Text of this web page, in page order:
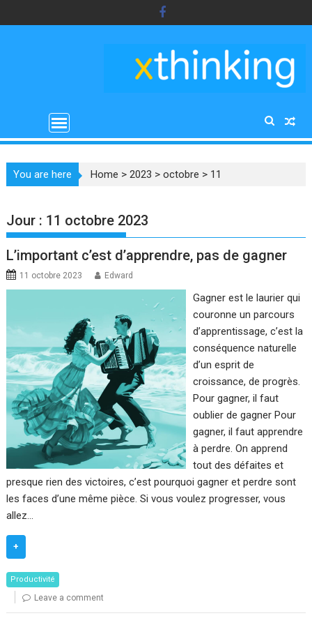
to
You are here Home >2023 >octobre > 11
Jour : 11 octobre 2023
L’important c’est d’apprendre, pas de gagner
11 octobre 2023 Edward
Gagner est le laurier qui
couronne un parcours
d’apprentissage, c’est la
conséquence naturelle
d’un esprit de
croissance, de progrès.
Pour gagner, il faut
oublier de gagner Pour
gagner, il faut apprendre
à perdre. On apprend
tout des défaites et
presque rien des victoires, c’est pourquoi gagner et perdre sont
les faces d’une même pièce. Si vous voulez progresser, vous
allez…
+
Productivité
Leave a comment